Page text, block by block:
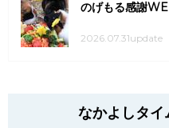
のげもる感謝
2026.07.31update
なかよしタ